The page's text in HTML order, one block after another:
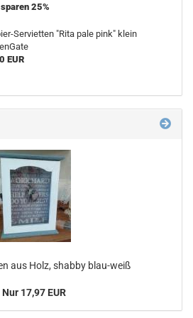
25%
Servietten "Rita pale pink" klein
EUR
aus Holz, shabby blau-weiß
Nur 17,97 EUR